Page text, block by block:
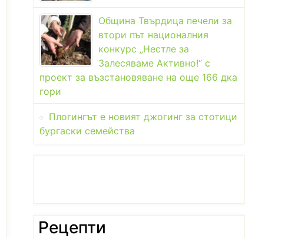
Община Твърдица печели за
втори път националния
конкурс „Нестле за
Залесяваме Активно!“ с
проект за възстановяване на още 166 дка
гори
Плогингът е новият джогинг за стотици
бургаски семейства
Рецепти